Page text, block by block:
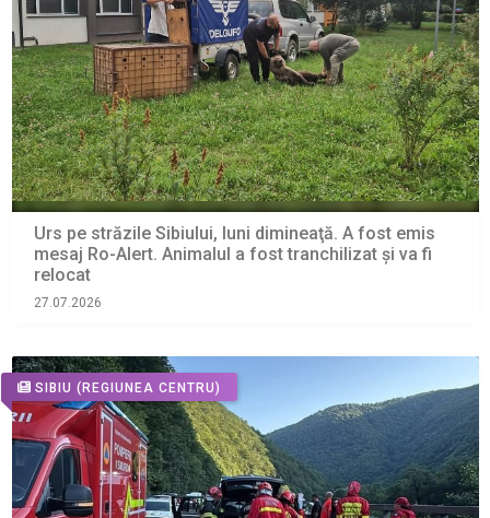
Urs pe străzile Sibiului, luni dimineaţă. A fost emis
mesaj Ro-Alert. Animalul a fost tranchilizat şi va fi
relocat
27.07.2026
SIBIU (REGIUNEA CENTRU)